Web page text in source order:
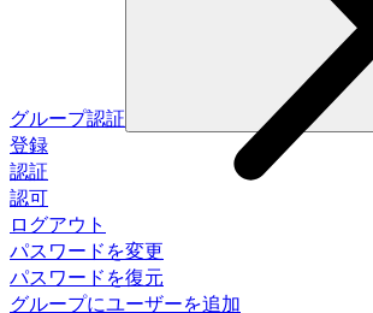
グループ認証
登録
認証
認可
ログアウト
パスワードを変更
パスワードを復元
グループにユーザーを追加